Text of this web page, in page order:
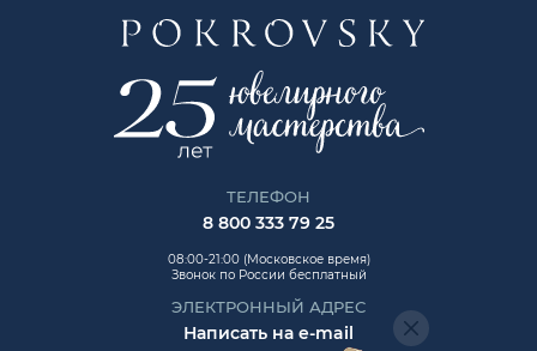
ТЕЛЕФОН
8 800 333 79 25
08:00-21:00 (Московское время)
Звонок по России бесплатный
ЭЛЕКТРОННЫЙ АДРЕС
Написать на e-mail